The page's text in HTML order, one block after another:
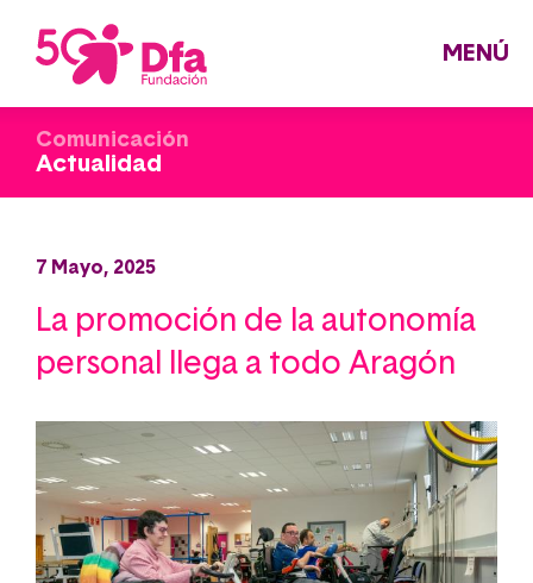
contenido
principal
MENÚ
Comunicación
Actualidad
7 Mayo, 2025
La promoción de la autonomía
personal llega a todo Aragón